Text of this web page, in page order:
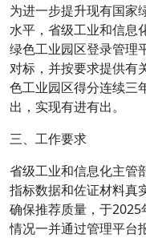
为进一步提升现有国家
水平，省级工业和信息
绿色工业园区登录管理
对标，并按要求提供有
色工业园区得分连续三
出，实现有进有出。
三、工作要求
省级工业和信息化主管
指标数据和佐证材料真
确保推荐质量，于
情况一并通过管理平台